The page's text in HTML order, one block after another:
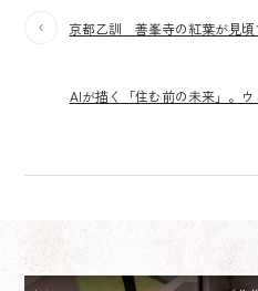
京都乙訓 善峯寺の紅葉が見頃
AIが描く「住む前の未来」。